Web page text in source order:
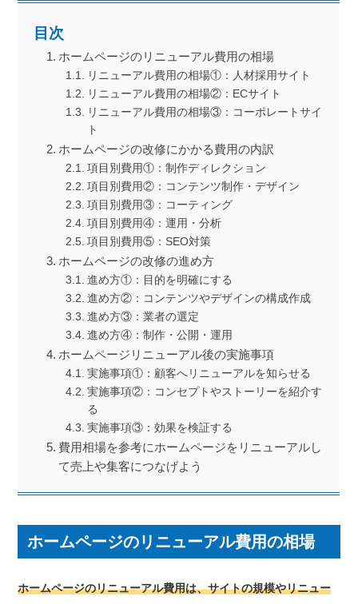
目次
ホームページのリニューアル費用の相場
リニューアル費用の相場①：人材採用サイト
リニューアル費用の相場②：ECサイト
リニューアル費用の相場③：コーポレートサイ
ト
ホームページの改修にかかる費用の内訳
項目別費用①：制作ディレクション
項目別費用②：コンテンツ制作・デザイン
項目別費用③：コーティング
項目別費用④：運用・分析
項目別費用⑤：SEO対策
ホームページの改修の進め方
進め方①：目的を明確にする
進め方②：コンテンツやデザインの構成作成
進め方③：業者の選定
進め方④：制作・公開・運用
ホームページリニューアル後の実施事項
実施事項①：顧客へリニューアルを知らせる
実施事項②：コンセプトやストーリーを紹介す
る
実施事項③：効果を検証する
費用相場を参考にホームページをリニューアルし
て売上や集客につなげよう
ホームページのリニューアル費用の相場
ホームページのリニューアル費用は、サイトの規模やリニュー